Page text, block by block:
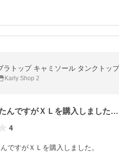
Karly Shop 2
んですがＸＬを購入しました…
4
ですがＸＬを購入しました。